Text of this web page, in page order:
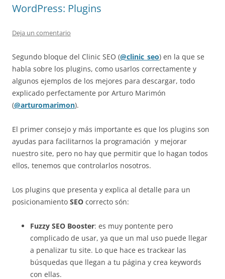
WordPress: Plugins
Deja un comentario
Segundo bloque del Clinic SEO (@clinic_seo) en la que se
habla sobre los plugins, como usarlos correctamente y
algunos ejemplos de los mejores para descargar, todo
explicado perfectamente por Arturo Marimón
(@arturomarimon).
El primer consejo y más importante es que los plugins son
ayudas para facilitarnos la programación y mejorar
nuestro site, pero no hay que permitir que lo hagan todos
ellos, tenemos que controlarlos nosotros.
Los plugins que presenta y explica al detalle para un
posicionamiento SEO correcto són:
Fuzzy SEO Booster: es muy pontente pero
complicado de usar, ya que un mal uso puede llegar
a penalizar tu site. Lo que hace es trackear las
búsquedas que llegan a tu página y crea keywords
con ellas.